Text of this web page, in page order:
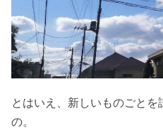
とはいえ、新しいものごと
の。